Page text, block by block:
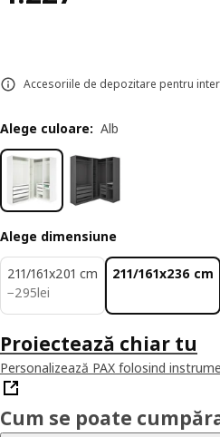
Accesoriile de depozitare pentru
Alege culoare: Alb
Alege dimensiune
211/161x201 cm
−295lei
295lei
211/161x236 cm
Proiectează chiar tu
Personalizează PAX folosind
Cum se poate